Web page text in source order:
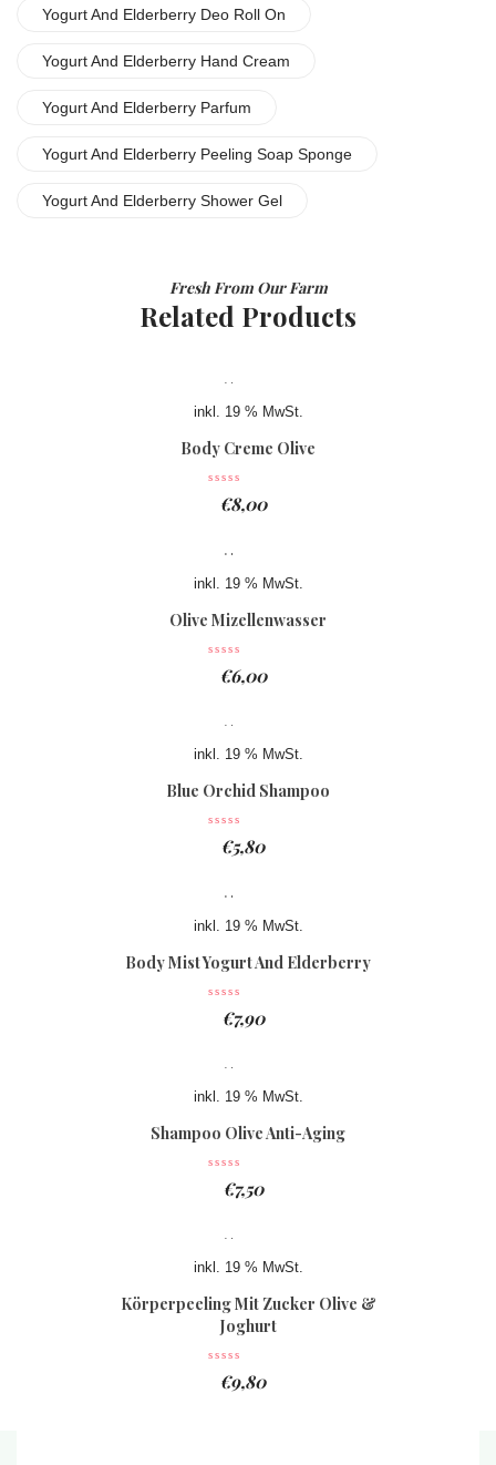
Yogurt And Elderberry Deo Roll On
Yogurt And Elderberry Hand Cream
Yogurt And Elderberry Parfum
Yogurt And Elderberry Peeling Soap Sponge
Yogurt And Elderberry Shower Gel
Related Products
Fresh From Our Farm
inkl. 19 % MwSt.
Body Creme Olive
€8,00
inkl. 19 % MwSt.
Olive Mizellenwasser
€6,00
inkl. 19 % MwSt.
Blue Orchid Shampoo
€5,80
inkl. 19 % MwSt.
Body Mist Yogurt And Elderberry
€7,90
inkl. 19 % MwSt.
Shampoo Olive Anti-Aging
€7,50
inkl. 19 % MwSt.
Körperpeeling Mit Zucker Olive &
Joghurt
€9,80